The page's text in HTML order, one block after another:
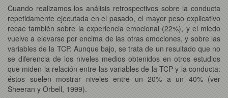
Cuando realizamos los análisis retrospectivos sobre la conducta
repetidamente ejecutada en el pasado, el mayor peso explicativo
recae también sobre la experiencia emocional (22%), y el miedo
vuelve a elevarse por encima de las otras emociones, y sobre las
variables de la TCP. Aunque bajo, se trata de un resultado que no
se diferencia de los niveles medios obtenidos en otros estudios
que miden la relación entre las variables de la TCP y la conducta:
éstos suelen mostrar niveles entre un 20% a un 40% (ver
Sheeran y Orbell, 1999).